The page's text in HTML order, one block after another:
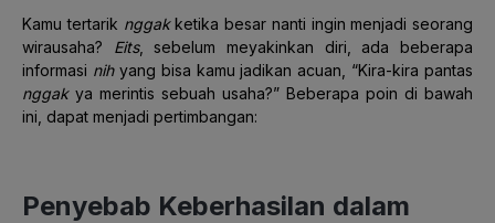
Kamu tertarik nggakketika besar nanti ingin menjadi seorang
wirausaha? Eits, sebelum meyakinkan diri, ada beberapa
informasi nihyang bisa kamu jadikan acuan, “Kira-kira pantas
nggakya merintis sebuah usaha?” Beberapa poin di bawah
ini, dapat menjadi pertimbangan:
Penyebab Keberhasilan dalam